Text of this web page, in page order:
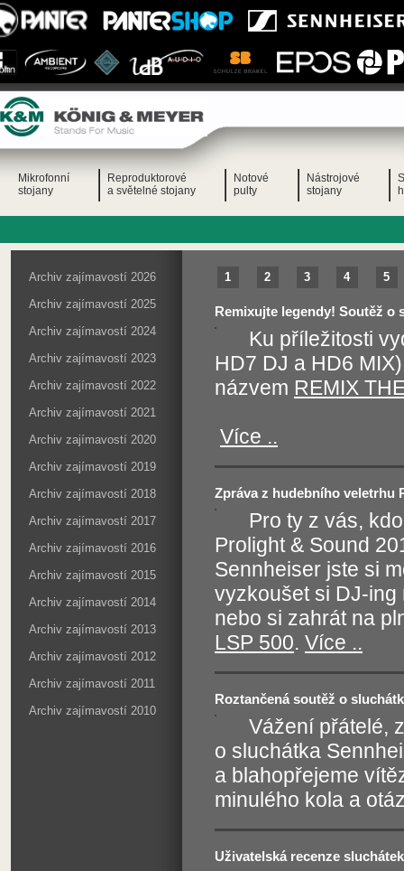
Archiv zajímavostí 2026
Archiv zajímavostí 2025
Archiv zajímavostí 2024
Archiv zajímavostí 2023
Archiv zajímavostí 2022
Archiv zajímavostí 2021
Archiv zajímavostí 2020
Archiv zajímavostí 2019
Archiv zajímavostí 2018
Archiv zajímavostí 2017
Archiv zajímavostí 2016
Archiv zajímavostí 2015
Archiv zajímavostí 2014
Archiv zajímavostí 2013
Archiv zajímavostí 2012
Archiv zajímavostí 2011
Archiv zajímavostí 2010
1 2 3 4 5
Remixujte legendy! Soutěž o
Ku příležitosti
HD7 DJ a HD6
názvem REMIX
Více ..
Zpráva z hudebního veletrhu
Pro ty z vás,
Prolight & Sound
Sennheiser jste si
vyzkoušet si DJ-ing
nebo si zahrát na
LSP 500. Více ..
Roztančená soutěž o
Vážení přátelé,
o sluchátka
a blahopřejeme
minulého kola a
Uživatelská recenze
Mikrofonní
stojany
Reproduktorové
a světelné stojany
Notové
pulty
Nástrojové
stojany